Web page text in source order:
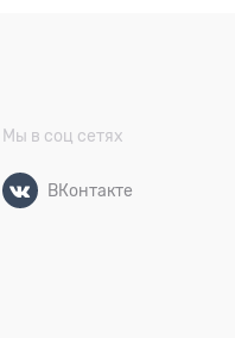
Мы в соц сетях
ВКонтакте